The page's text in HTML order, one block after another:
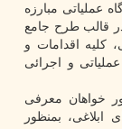
عملیاتی مبارزه
قالب طرح جامع
کلیه اقدامات و
و اجرائی
خواهان معرفی
ابلاغی، بمنظور